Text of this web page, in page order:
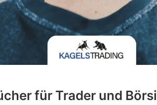
für Trader und